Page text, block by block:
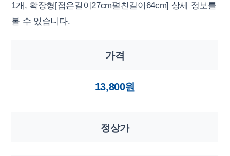
1개, 확장형[접은길이27cm펼친길이64cm] 상세 정보를
볼 수 있습니다.
가격
13,800원
정상가